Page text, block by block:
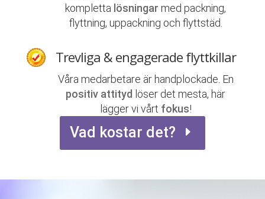
kompletta lösningar med packning,
flyttning, uppackning och flyttstäd.
Trevliga & engagerade flyttkillar
Våra medarbetare är handplockade. En
positiv attityd löser det mesta, här
lägger vi vårt fokus!
Vad kostar det?